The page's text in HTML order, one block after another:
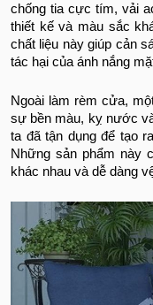
chống tia cực tím, vải
thiết kế và màu sắc
chất liệu này giúp cản
tác hại của ánh nắng
Ngoài làm rèm cửa,
sự bền màu, kỵ nước
ta đã tận dụng để tạo
Những sản phẩm này
khác nhau và dễ dàng